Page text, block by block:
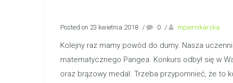
Posted on 23 kwietnia 2018 / 0 / mpiernikarska
Kolejny raz mamy powód do dumy. Nasza
matematycznego Pangea. Konkurs odbył się w
oraz brązowy medal. Trzeba przypomnieć, że to